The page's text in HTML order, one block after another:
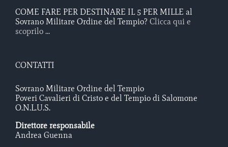
COME FARE PER DESTINARE IL 5 PER MILLE al
Sovrano Militare Ordine del Tempio? Clicca qui e
scoprilo ...
CONTATTI
Sovrano Militare Ordine del Tempio
Poveri Cavalieri di Cristo e del Tempio di Salomone
O.N.L.U.S.
Direttore responsabile
Andrea Guenna